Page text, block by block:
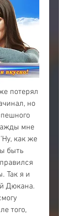
потерял
но
мне
как же
быть
Так я и
Дюкана.
того,